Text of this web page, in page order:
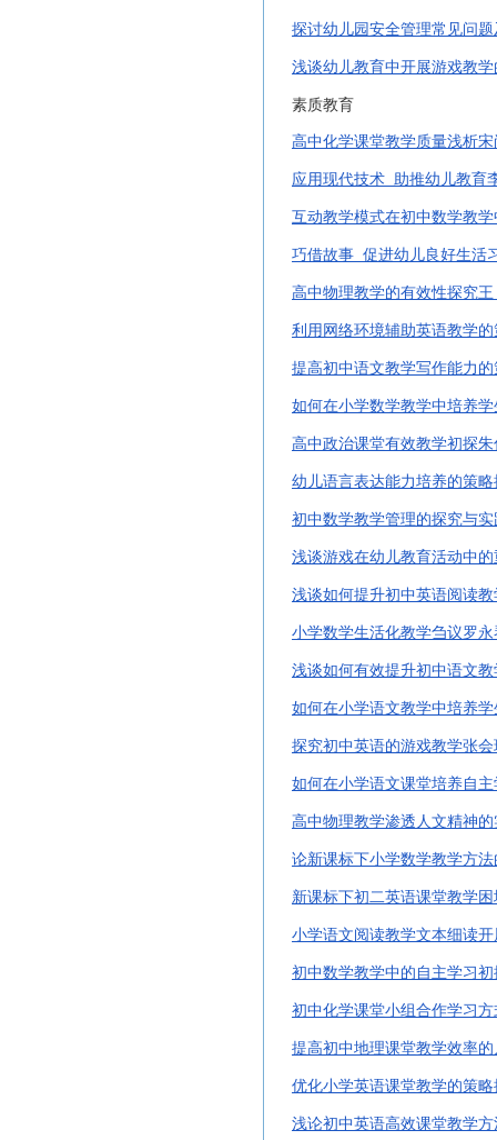
探讨幼儿园安全管理常见问
浅谈幼儿教育中开展游戏教
素质教育
高中化学课堂教学质量浅析宋
应用现代技术 助推幼儿教育
互动教学模式在初中数学教
巧借故事 促进幼儿良好生活
高中物理教学的有效性探究王
利用网络环境辅助英语教学
提高初中语文教学写作能力
如何在小学数学教学中培养
高中政治课堂有效教学初探朱
幼儿语言表达能力培养的策
初中数学教学管理的探究与
浅谈游戏在幼儿教育活动中
浅谈如何提升初中英语阅读
小学数学生活化教学刍议罗永
浅谈如何有效提升初中语文
如何在小学语文教学中培养
探究初中英语的游戏教学张会
如何在小学语文课堂培养自
高中物理教学渗透人文精神
论新课标下小学数学教学方
新课标下初二英语课堂教学
小学语文阅读教学文本细读
初中数学教学中的自主学习
初中化学课堂小组合作学习
提高初中地理课堂教学效率
优化小学英语课堂教学的策
浅论初中英语高效课堂教学